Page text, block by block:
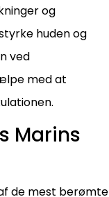
og
huden og
ved
med at
Marins
de mest berømte